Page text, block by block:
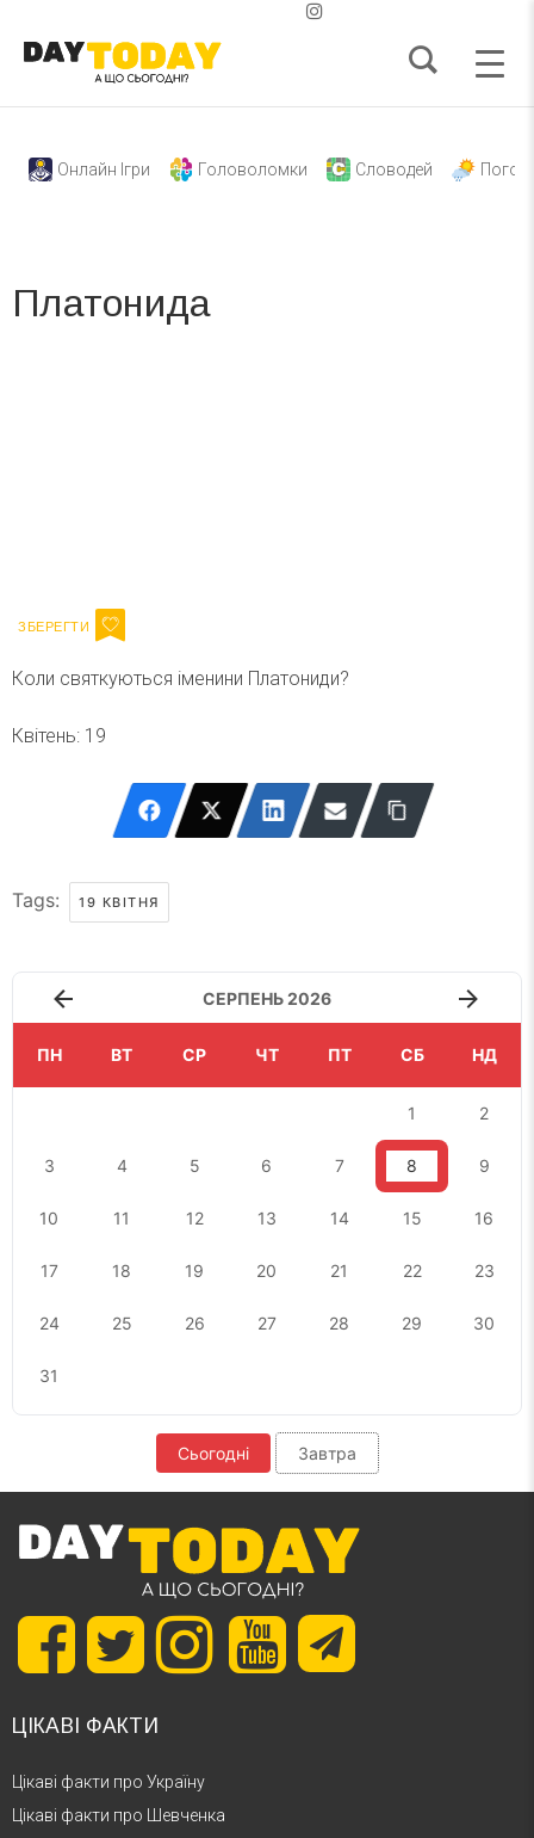
Онлайн Ігри Головоломки Словодей
Платонида
Коли святкуються іменини Платониди?
Квітень: 19
Tags: 19 КВІТНЯ
СЕРПЕНЬ 2026
ПН ВТ СР ЧТ ПТ СБ НД
1 2
3 4 5 6 7 8 9
10 11 12 13 14 15 16
17 18 19 20 21 22 23
24 25 26 27 28 29 30
31
Сьогодні Завтра
ЦІКАВІ ФАКТИ
Цікаві факти про Україну
Цікаві факти про Шевченка